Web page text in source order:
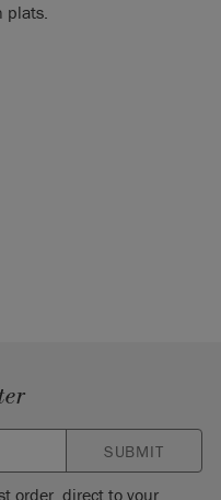
plats.
SUBMIT
order, direct to your